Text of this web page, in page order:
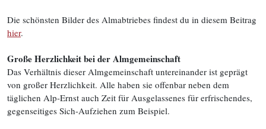
Die schönsten Bilder des Almabtriebes findest du in diesem Beitrag
hier.
Große Herzlichkeit bei der Almgemeinschaft
Das Verhältnis dieser Almgemeinschaft untereinander ist geprägt
von großer Herzlichkeit. Alle haben sie offenbar neben dem
täglichen Alp-Ernst auch Zeit für Ausgelassenes für erfrischendes,
gegenseitiges Sich-Aufziehen zum Beispiel.